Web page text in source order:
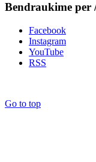
Bendraukime per
Facebook
Instagram
YouTube
RSS
Go to top